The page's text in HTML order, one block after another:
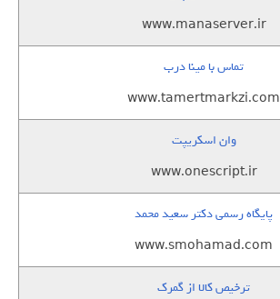
www.manaserver.ir
تماس با مینا درب
www.tamertmarkzi.com
وان اسکریپت
www.onescript.ir
پایگاه رسمی دکتر سعید محمد
www.smohamad.com
ترخیص کالا از گمرک